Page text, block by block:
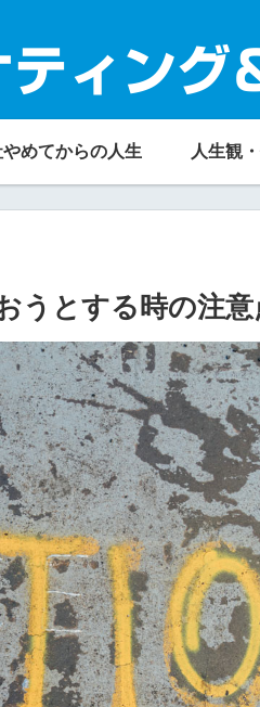
ィン
めてからの人生 人生観
うとする時の注意